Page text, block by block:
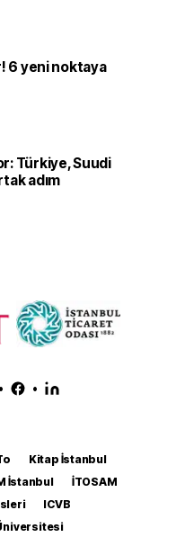
6 yeni noktaya
Türkiye, Suudi
adım
• •
Kitap İstanbul
İstanbul
İTOSAM
ICVB